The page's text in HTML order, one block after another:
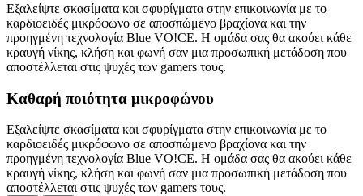
Εξαλείψτε σκασίματα και σφυρίγματα στην επικοινωνία με το
καρδιοειδές μικρόφωνο σε αποσπώμενο βραχίονα και την
προηγμένη τεχνολογία Blue VO!CE. Η ομάδα σας θα ακούει κάθε
κραυγή νίκης, κλήση και φωνή σαν μια προσωπική μετάδοση που
αποστέλλεται στις ψυχές των gamers τους.
Καθαρή ποιότητα μικροφώνου
Εξαλείψτε σκασίματα και σφυρίγματα στην επικοινωνία με το
καρδιοειδές μικρόφωνο σε αποσπώμενο βραχίονα και την
προηγμένη τεχνολογία Blue VO!CE. Η ομάδα σας θα ακούει κάθε
κραυγή νίκης, κλήση και φωνή σαν μια προσωπική μετάδοση που
αποστέλλεται στις ψυχές των gamers τους.